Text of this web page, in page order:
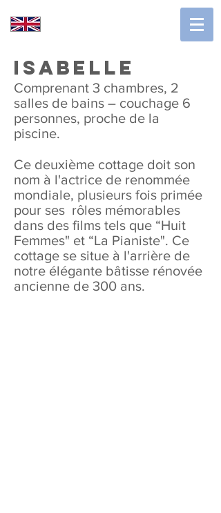
isabelle
Comprenant 3 chambres, 2
salles de bains – couchage 6
personnes, proche de la
piscine.
Ce deuxième cottage doit son
nom à l'actrice de renommée
mondiale, plusieurs fois primée
pour ses rôles mémorables
dans des films tels que “Huit
Femmes" et “La Pianiste". Ce
cottage se situe à l'arrière de
notre élégante bâtisse rénovée
ancienne de 300 ans.